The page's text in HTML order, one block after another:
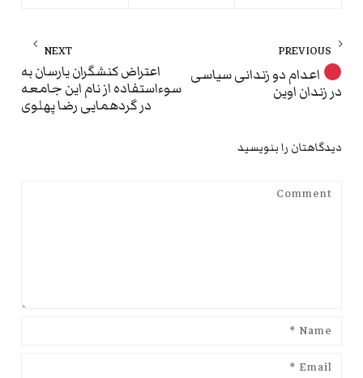
راهبری
نوشته
PREVIOUS
Previous
post:
اعدام دو زندانی سیاسی
در زندان اوین
NEXT
اعتراض کنشگران یارسان به
سوءاستفاده از نام این جامعه
در گردهمایی رضا پهلوی
دیدگاهتان را بنویسید